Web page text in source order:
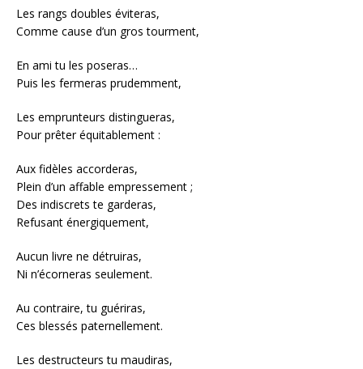
Les rangs doubles éviteras,
Comme cause d’un gros tourment,
En ami tu les poseras…
Puis les fermeras prudemment,
Les emprunteurs distingueras,
Pour prêter équitablement :
Aux fidèles accorderas,
Plein d’un affable empressement ;
Des indiscrets te garderas,
Refusant énergiquement,
Aucun livre ne détruiras,
Ni n’écorneras seulement.
Au contraire, tu guériras,
Ces blessés paternellement.
Les destructeurs tu maudiras,